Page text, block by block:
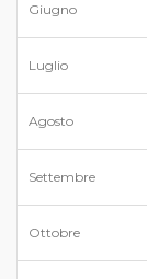
Giugno
Luglio
Agosto
Settembre
Ottobre